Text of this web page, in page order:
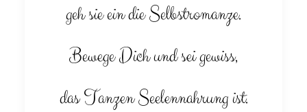
geh sie ein die Selbstromanze.
Bewege Dich und sei gewiss,
das Tanzen Seelennahrung ist.